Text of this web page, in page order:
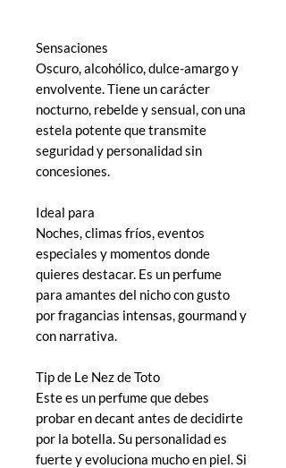
Sensaciones
Oscuro, alcohólico, dulce-amargo y
envolvente. Tiene un carácter
nocturno, rebelde y sensual, con una
estela potente que transmite
seguridad y personalidad sin
concesiones.
Ideal para
Noches, climas fríos, eventos
especiales y momentos donde
quieres destacar. Es un perfume
para amantes del nicho con gusto
por fragancias intensas, gourmand y
con narrativa.
Tip de Le Nez de Toto
Este es un perfume que debes
probar en decant antes de decidirte
por la botella. Su personalidad es
fuerte y evoluciona mucho en piel. Si